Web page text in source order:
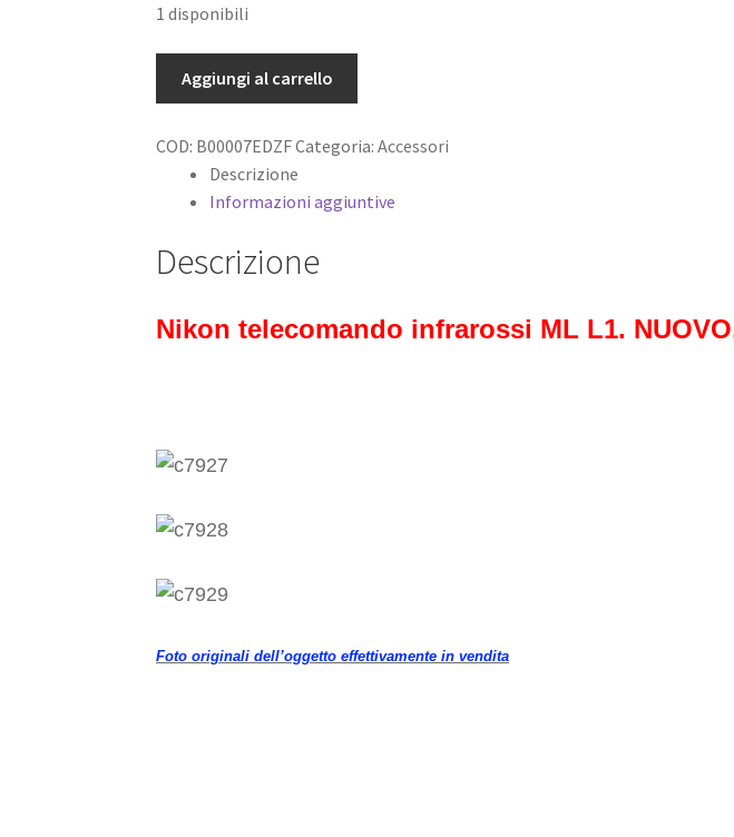
1 disponibili
telecomando
ML
NUOVO,
usato.
Aggiungi al carrello
COD: B00007EDZFCategoria:Accessori
Descrizione
Informazioni aggiuntive
Descrizione
Nikon telecomando infrarossi ML L1.
Foto originali dell’oggetto effettivamente in vendita